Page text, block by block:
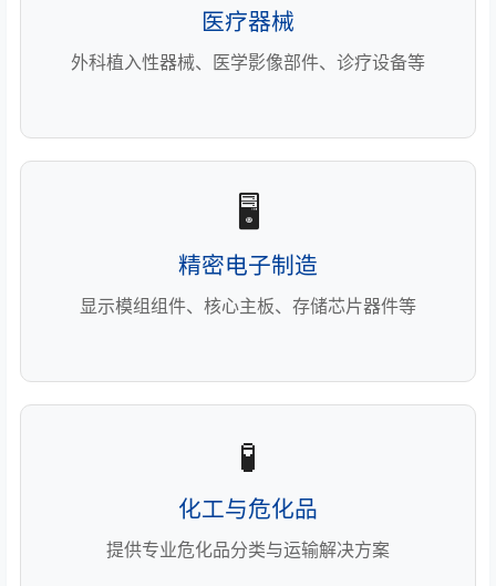
医疗器械
外科植入性器械、医学影像部件、诊疗设备等
🖥️
精密电子制造
显示模组组件、核心主板、存储芯片器件等
🧪
化工与危化品
提供专业危化品分类与运输解决方案